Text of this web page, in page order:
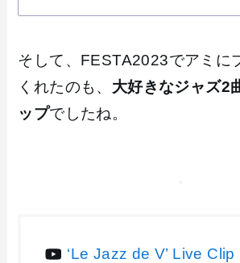
そして、FESTA2023でアミに
くれたのも、 大好きなジャズ2
ップでしたね。
‘Le Jazz de V’ Live Clip